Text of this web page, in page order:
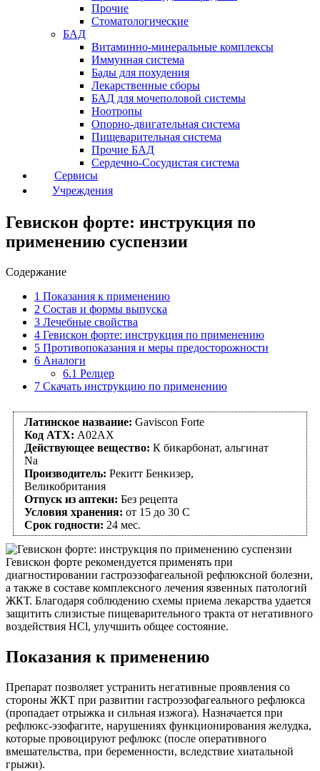
Прочие
Стоматологические
БАД
Витаминно-минеральные комплексы
Иммунная система
Бады для похудения
Лекарственные сборы
БАД для мочеполовой системы
Ноотропы
Опорно-двигательная система
Пищеварительная система
Прочие БАД
Сердечно-Сосудистая система
Сервисы
Учреждения
Гевискон форте: инструкция по
применению суспензии
Содержание
1 Показания к применению
2 Состав и формы выпуска
3 Лечебные свойства
4 Гевискон форте: инструкция по применению
5 Противопоказания и меры предосторожности
6 Аналоги
6.1 Релцер
7 Скачать инструкцию по применению
Латинское название: Gaviscon Forte
Код АТХ: A02AX
Действующее вещество: К бикарбонат, альгинат
Na
Производитель: Рекитт Бенкизер,
Великобритания
Отпуск из аптеки: Без рецепта
Условия хранения: от 15 до 30 С
Срок годности: 24 мес.
Гевискон форте рекомендуется применять при
диагностировании гастроэзофагеальной рефлюксной болезни,
а также в составе комплексного лечения язвенных патологий
ЖКТ. Благодаря соблюдению схемы приема лекарства удается
защитить слизистые пищеварительного тракта от негативного
воздействия HCl, улучшить общее состояние.
Показания к применению
Препарат позволяет устранить негативные проявления со
стороны ЖКТ при развитии гастроэзофагеального рефлюкса
(пропадает отрыжка и сильная изжога). Назначается при
рефлюкс-эзофагите, нарушениях функционирования желудка,
которые провоцируют рефлюкс (после оперативного
вмешательства, при беременности, вследствие хиатальной
грыжи).